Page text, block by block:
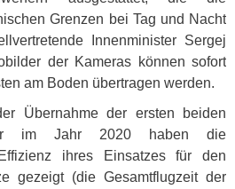
Grenzen bei Tag und Nacht
Innenminister Sergej
der Kameras können sofort
am Boden übertragen werden.
Übernahme der ersten beiden
im Jahr 2020 haben die
ihres Einsatzes für den
gezeigt (die Gesamtflugzeit der